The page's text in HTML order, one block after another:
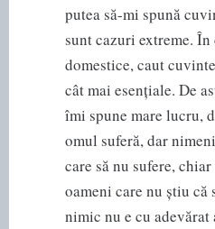
putea să-mi spună
sunt cazuri extreme.
domestice, caut
cât mai esențiale. De
îmi spune mare lucru,
omul suferă, dar
care să nu sufere,
oameni care nu știu că
nimic nu e cu